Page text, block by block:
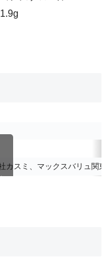
カスミ、マックスバリュ関